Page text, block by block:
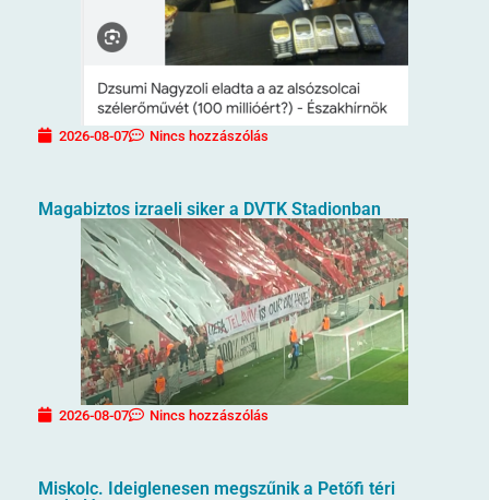
2026-08-07 Nincs hozzászólás
Magabiztos izraeli siker a DVTK Stadionban
2026-08-07 Nincs hozzászólás
Miskolc. Ideiglenesen megszűnik a Petőfi téri